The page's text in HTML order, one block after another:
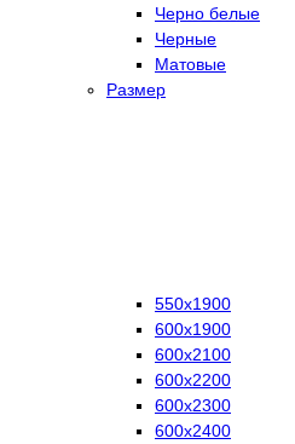
Черно белые
Черные
Матовые
Размер
550х1900
600х1900
600х2100
600х2200
600х2300
600х2400